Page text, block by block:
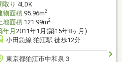
取り 4LDK
物面積95.96m2
地面積121.99m2
年月2011年1月(築15年8ヶ月)
小田急線 狛江駅 徒歩12分
東京都狛江市中和泉３